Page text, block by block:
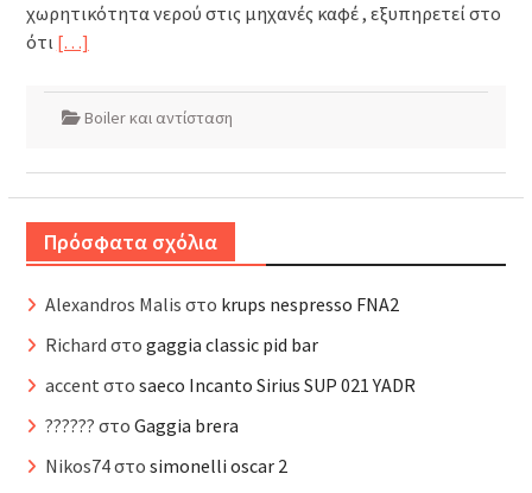
χωρητικότητα νερού στις μηχανές καφέ , εξυπηρετεί στο
ότι […]
Boiler και αντίσταση
Πρόσφατα σχόλια
Alexandros Malis στο krups nespresso FNA2
Richard στο gaggia classic pid bar
accent στο saeco Incanto Sirius SUP 021 YADR
?????? στο Gaggia brera
Nikos74στο simonelli oscar 2